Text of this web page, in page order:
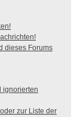
dieses Forums
ignorierten
zur Liste der